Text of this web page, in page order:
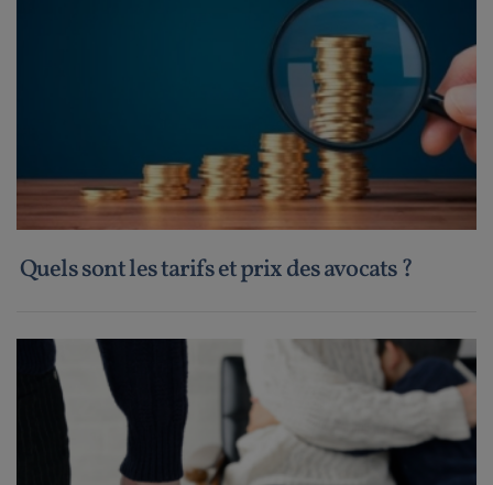
Quels sont les tarifs et prix des avocats ?